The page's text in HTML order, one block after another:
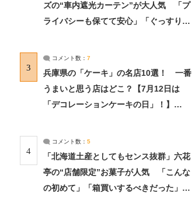
ズの“車内遮光カーテン”が大人気 「プ
ライバシーも保てて安心」「ぐっすり眠
3
コメント数： 7
兵庫県の「ケーキ」の名店10選！ 一番
うまいと思う店はどこ？【7月12日は
「デコレーションケーキの日」！】
4
コメント数： 5
「北海道土産としてもセンス抜群」六花
亭の“店舗限定”お菓子が人気 「こんな
の初めて」「箱買いするべきだった」